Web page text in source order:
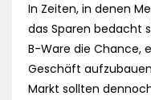
In Zeiten, in denen
das Sparen bedacht
B-Ware die Chance,
Geschäft
Markt sollten